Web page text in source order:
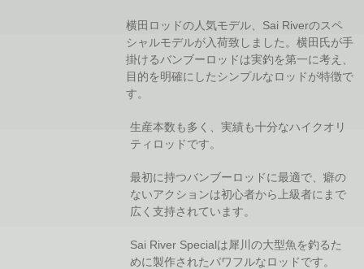
横田ロッドの人気モデル、Sai Riverのスペ
シャルモデルが入荷致しました。横田氏が手
掛けるバンブーロッドは実釣を第一に考え、
目的を明確にしたシンプルなロッドが特徴で
す。
生産本数も多く、実績も十分なハイクオリ
ティロッドです。
最初に持つバンブーロッドに最適で、癖の
ないアクションは初心者から上級者にまで
広く支持されています。
Sai River Specialは犀川の大型魚を釣るた
めに製作されたパワフルなロッドです。